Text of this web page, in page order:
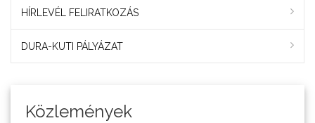
HÍRLEVÉL FELIRATKOZÁS
DURA-KUTI PÁLYÁZAT
Közlemények